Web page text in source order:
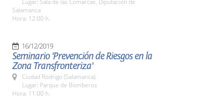
Lugar: Sala de las Comarcas. Diputación de
Salamanca
Hora: 12:00 h.
16/12/2019
Seminario 'Prevención de Riesgos en la
Zona Transfronteriza'
Ciudad Rodrigo (Salamanca)
Lugar: Parque de Bomberos
Hora: 11:00 h.